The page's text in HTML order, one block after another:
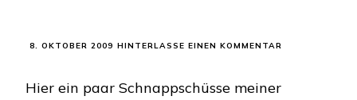
8. OKTOBER 2009 HINTERLASSE EINEN KOMMENTAR
Hier ein paar Schnappschüsse meiner